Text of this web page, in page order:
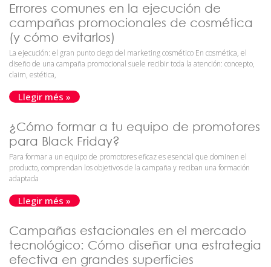
Errores comunes en la ejecución de
campañas promocionales de cosmética
(y cómo evitarlos)
La ejecución: el gran punto ciego del marketing cosmético En cosmética, el
diseño de una campaña promocional suele recibir toda la atención: concepto,
claim, estética,
Llegir més »
¿Cómo formar a tu equipo de promotores
para Black Friday?
Para formar a un equipo de promotores eficaz es esencial que dominen el
producto, comprendan los objetivos de la campaña y reciban una formación
adaptada
Llegir més »
Campañas estacionales en el mercado
tecnológico: Cómo diseñar una estrategia
efectiva en grandes superficies